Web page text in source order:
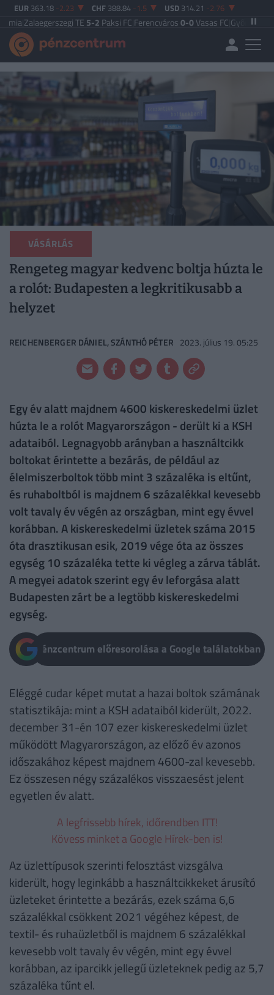
EUR 363.18 -2.23 CHF 388.84 -1.5 USD 314.21 -2.76
TE5-2Paksi FC|Ferencváros0-0Vasas FC|Győri ETO FC 4-0
VÁSÁRLÁS
Rengeteg magyar kedvenc boltja húzta le
a rolót: Budapesten a legkritikusabb a
helyzet
REICHENBERGER DÁNIEL, SZÁNTHÓ PÉTER 2023. július 19. 05:25
Egy év alatt majdnem 4600 kiskereskedelmi üzlet
húzta le a rolót Magyarországon - derült ki a KSH
adataiból. Legnagyobb arányban a használtcikk
boltokat érintette a bezárás, de például az
élelmiszerboltok több mint 3 százaléka is eltűnt,
és ruhaboltból is majdnem 6 százalékkal kevesebb
volt tavaly év végén az országban, mint egy évvel
korábban. A kiskereskedelmi üzletek száma 2015
óta drasztikusan esik, 2019 vége óta az összes
egység 10 százaléka tette ki végleg a zárva táblát.
A megyei adatok szerint egy év leforgása alatt
Budapesten zárt be a legtöbb kiskereskedelmi
egység.
Pénzcentrum előresorolása a Google találatokban
Eléggé cudar képet mutat a hazai boltok számának
statisztikája: mint a KSH adataiból kiderült, 2022.
december 31-én 107 ezer kiskereskedelmi üzlet
működött Magyarországon, az előző év azonos
időszakához képest majdnem 4600-zal kevesebb.
Ez összesen négy százalékos visszaesést jelent
egyetlen év alatt.
A legfrissebb hírek, időrendben ITT!
Kövess minket a Google Hírek-ben is!
Az üzlettípusok szerinti felosztást vizsgálva
kiderült, hogy leginkább a használtcikkeket árusító
üzleteket érintette a bezárás, ezek száma 6,6
százalékkal csökkent 2021 végéhez képest, de
textil- és ruhaüzletből is majdnem 6 százalékkal
kevesebb volt tavaly év végén, mint egy évvel
korábban, az iparcikk jellegű üzleteknek pedig az 5,7
százaléka tűnt el.